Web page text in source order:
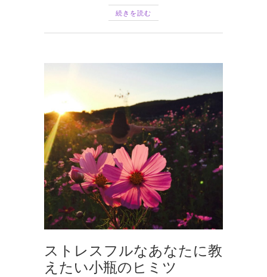
続きを読む
ストレスフルなあなたに教
えたい小瓶のヒミツ